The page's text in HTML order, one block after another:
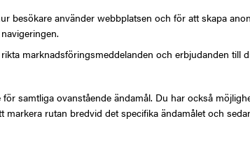
besökare använder webbplatsen och för att skapa
marknadsföringsmeddelanden och erbjudanden till
samtliga ovanstående ändamål. Du har också
rutan bredvid det specifika ändamålet och
300 kr